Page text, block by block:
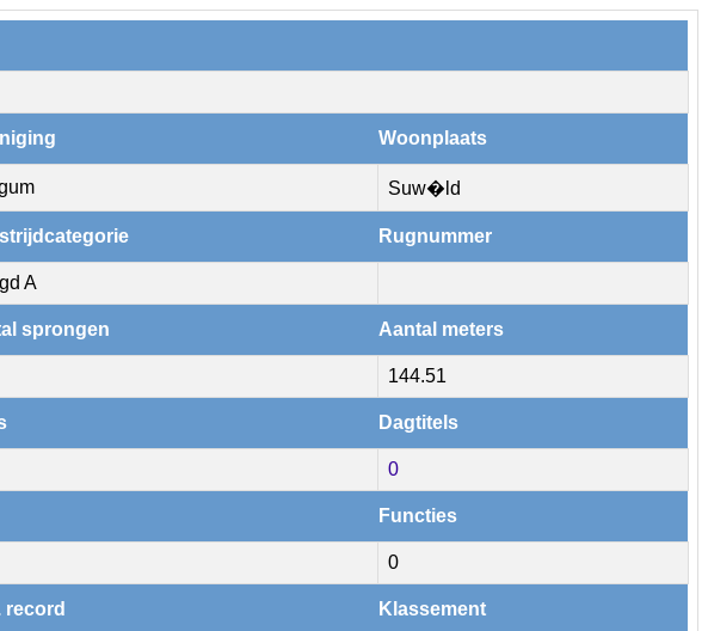
Woonplaats
Suw�ld
Rugnummer
A
sprongen Aantal meters
144.51
Dagtitels
0
Functies
0
record Klassement